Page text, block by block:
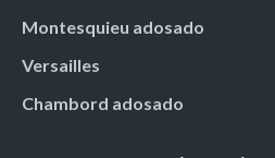
Montesquieu adosado
Versailles
Chambord adosado